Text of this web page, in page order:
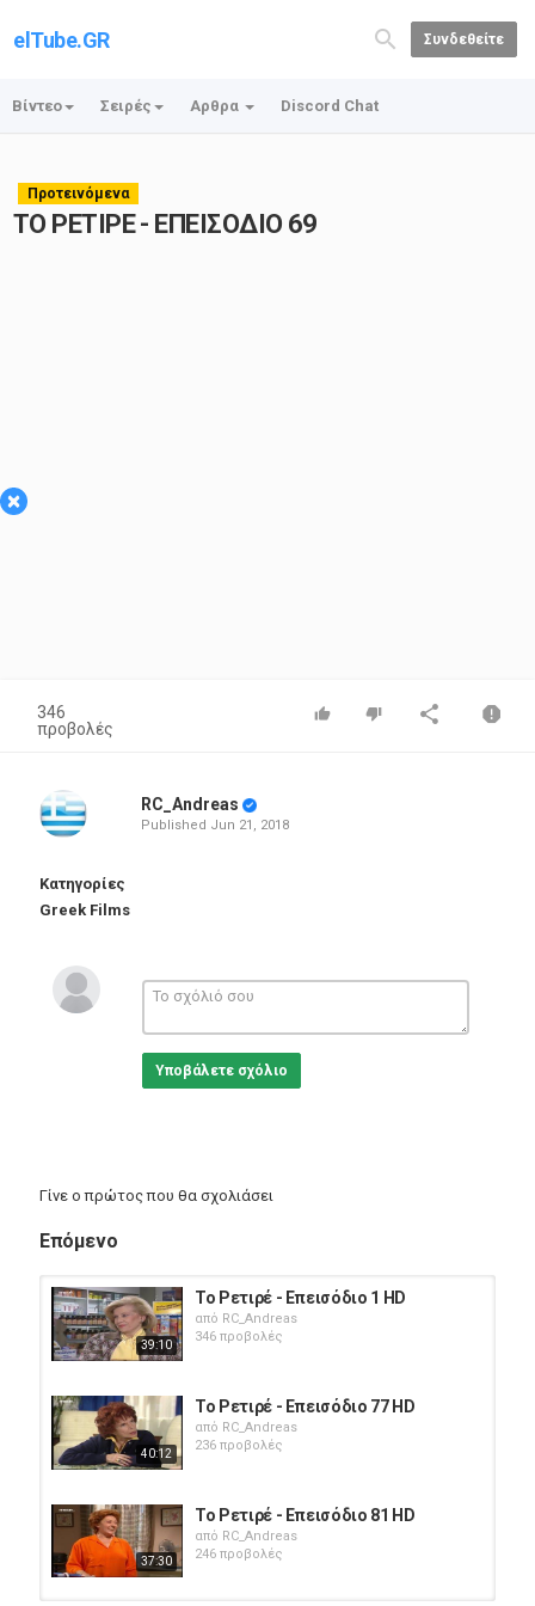
elTube.GR Συνδεθείτε
Βίντεο Σειρές Αρθρα Discord Chat
Προτεινόμενα
ΤΟ ΡΕΤΙΡΕ - ΕΠΕΙΣΟΔΙΟ 69
×
346
προβολές
RC_Andreas
Published Jun 21, 2018
Κατηγορίες
Greek Films
Υποβάλετε σχόλιο
Γίνε ο πρώτος που θα σχολιάσει
Επόμενο
39:10
Το Ρετιρέ - Επεισόδιο 1 HD
από RC_Andreas
346 προβολές
40:12
Το Ρετιρέ - Επεισόδιο 77 HD
από RC_Andreas
236 προβολές
37:30
Το Ρετιρέ - Επεισόδιο 81 HD
από RC_Andreas
246 προβολές